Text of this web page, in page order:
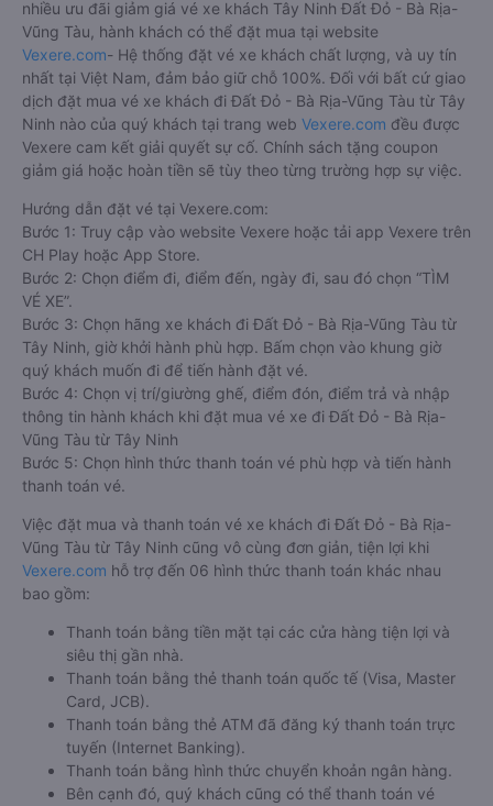
nhiều ưu đãi giảm giá vé xe khách Tây Ninh Đất Đỏ - Bà Rịa-
Vũng Tàu, hành khách có thể đặt mua tại website
Vexere.com- Hệ thống đặt vé xe khách chất lượng, và uy tín
nhất tại Việt Nam, đảm bảo giữ chỗ 100%. Đối với bất cứ giao
dịch đặt mua vé xe khách đi Đất Đỏ - Bà Rịa-Vũng Tàu từ Tây
Ninh nào của quý khách tại trang web Vexere.com đều được
Vexere cam kết giải quyết sự cố. Chính sách tặng coupon
giảm giá hoặc hoàn tiền sẽ tùy theo từng trường hợp sự việc.
Hướng dẫn đặt vé tại Vexere.com:
Bước 1: Truy cập vào website Vexere hoặc tải app Vexere trên
CH Play hoặc App Store.
Bước 2: Chọn điểm đi, điểm đến, ngày đi, sau đó chọn “TÌM
VÉ XE”.
Bước 3: Chọn hãng xe khách đi Đất Đỏ - Bà Rịa-Vũng Tàu từ
Tây Ninh, giờ khởi hành phù hợp. Bấm chọn vào khung giờ
quý khách muốn đi để tiến hành đặt vé.
Bước 4: Chọn vị trí/giường ghế, điểm đón, điểm trả và nhập
thông tin hành khách khi đặt mua vé xe đi Đất Đỏ - Bà Rịa-
Vũng Tàu từ Tây Ninh
Bước 5: Chọn hình thức thanh toán vé phù hợp và tiến hành
thanh toán vé.
Việc đặt mua và thanh toán vé xe khách đi Đất Đỏ - Bà Rịa-
Vũng Tàu từ Tây Ninh cũng vô cùng đơn giản, tiện lợi khi
Vexere.com hỗ trợ đến 06 hình thức thanh toán khác nhau
bao gồm:
Thanh toán bằng tiền mặt tại các cửa hàng tiện lợi và
siêu thị gần nhà.
Thanh toán bằng thẻ thanh toán quốc tế (Visa, Master
Card, JCB).
Thanh toán bằng thẻ ATM đã đăng ký thanh toán trực
tuyến (Internet Banking).
Thanh toán bằng hình thức chuyển khoản ngân hàng.
Bên cạnh đó, quý khách cũng có thể thanh toán vé